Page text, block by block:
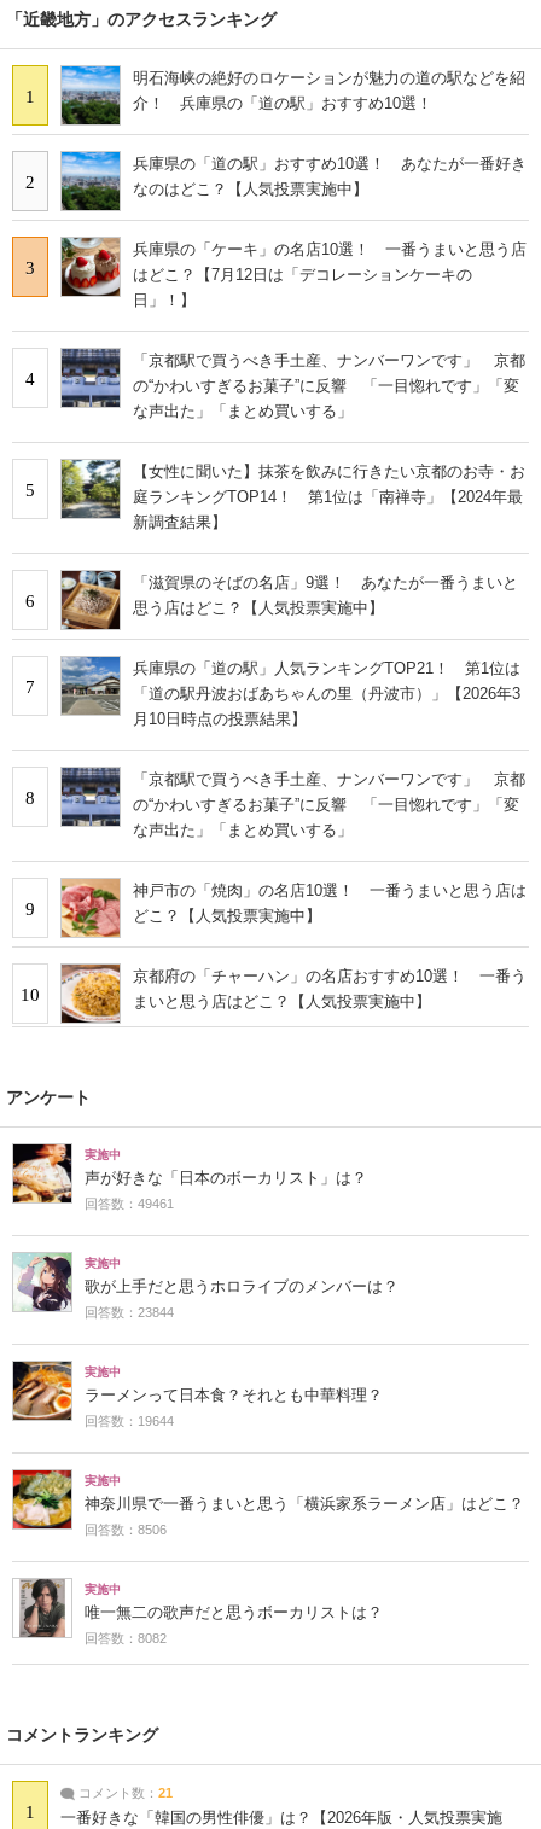
「近畿地方」のアクセスランキング
1
明石海峡の絶好のロケーションが魅力の道の駅などを紹
介！ 兵庫県の「道の駅」おすすめ10選！
2
兵庫県の「道の駅」おすすめ10選！ あなたが一番好き
なのはどこ？【人気投票実施中】
3
兵庫県の「ケーキ」の名店10選！ 一番うまいと思う店
はどこ？【7月12日は「デコレーションケーキの
日」！】
4
「京都駅で買うべき手土産、ナンバーワンです」 京都
の“かわいすぎるお菓子”に反響 「一目惚れです」「変
な声出た」「まとめ買いする」
5
【女性に聞いた】抹茶を飲みに行きたい京都のお寺・お
庭ランキングTOP14！ 第1位は「南禅寺」【2024年最
新調査結果】
6
「滋賀県のそばの名店」9選！ あなたが一番うまいと
思う店はどこ？【人気投票実施中】
7
兵庫県の「道の駅」人気ランキングTOP21！ 第1位は
「道の駅丹波おばあちゃんの里（丹波市）」【2026年3
月10日時点の投票結果】
8
「京都駅で買うべき手土産、ナンバーワンです」 京都
の“かわいすぎるお菓子”に反響 「一目惚れです」「変
な声出た」「まとめ買いする」
9
神戸市の「焼肉」の名店10選！ 一番うまいと思う店は
どこ？【人気投票実施中】
10
京都府の「チャーハン」の名店おすすめ10選！ 一番う
まいと思う店はどこ？【人気投票実施中】
アンケート
実施中
声が好きな「日本のボーカリスト」は？
回答数：49461
実施中
歌が上手だと思うホロライブのメンバーは？
回答数：23844
実施中
ラーメンって日本食？それとも中華料理？
回答数：19644
実施中
神奈川県で一番うまいと思う「横浜家系ラーメン店」はどこ？
回答数：8506
実施中
唯一無二の歌声だと思うボーカリストは？
回答数：8082
コメントランキング
1
コメント数： 21
一番好きな「韓国の男性俳優」は？【2026年版・人気投票実施